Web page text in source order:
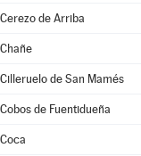
Cerezo de Arriba
Chañe
Cilleruelo de San Mamés
Cobos de Fuentidueña
Coca